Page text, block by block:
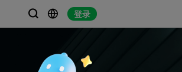
  登录